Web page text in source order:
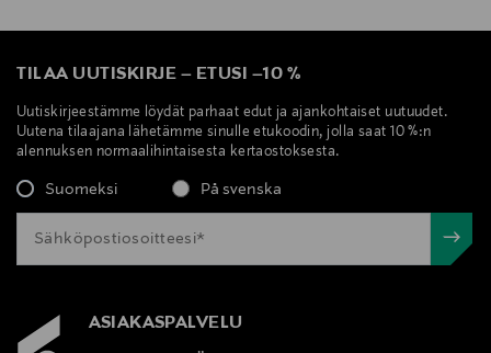
TILAA UUTISKIRJE – ETUSI –10 %
Uutiskirjeestämme löydät parhaat edut ja ajankohtaiset uutuudet.
Uutena tilaajana lähetämme sinulle etukoodin, jolla saat 10 %:n
alennuksen normaalihintaisesta kertaostoksesta.
Suomeksi På svenska
ASIAKASPALVELU